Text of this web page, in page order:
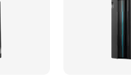
мультиконтроллера